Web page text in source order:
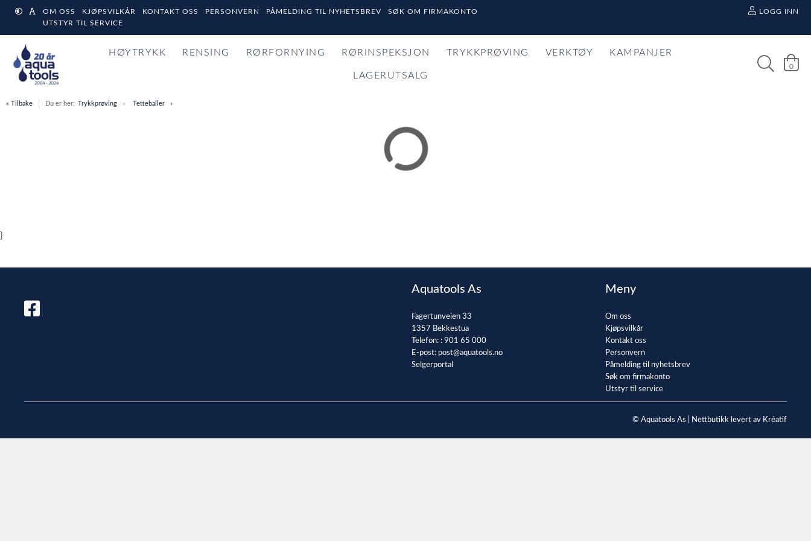
OM OSS KJØPSVILKÅR KONTAKT OSS PERSONVERN PÅMELDING TIL NYHETSBREV
SØK OM FIRMAKONTO
UTSTYR TIL SERVICE
LOGG INN
HØYTRYKK RENSING RØRFORNYING RØRINSPEKSJON TRYKKPRØVING VERKTØY KAMPANJER
LAGERUTSALG
0
« Tilbake Du er her: Trykkprøving Tetteballer
}
Aquatools As
Fagertunveien 33
1357 Bekkestua
Telefon: : 901 65 000
E-post: post@aquatools.no
Selgerportal
Meny
Om oss
Kjøpsvilkår
Kontakt oss
Personvern
Påmelding til nyhetsbrev
Søk om firmakonto
Utstyr til service
© Aquatools As | Nettbutikk levert av Kréatif